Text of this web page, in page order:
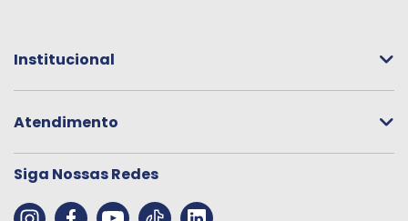
Institucional
Atendimento
Siga Nossas Redes